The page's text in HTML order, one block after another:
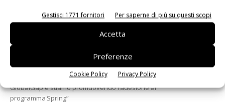
Gestisci 1771 fornitori Per saperne di più su questi scopi
Accetta
Preferenze
Cookie Policy Privacy Policy
Selenella continua a investire nella
sostenibilità
Daniele Colombo
Si è conclusa la visita di una delegazione di imprenditori agricoli
siciliani presso alcuni soci emiliano-romagnoli del Consorzio. Il
presidente: “Tutti i nostri produttori dovranno essere certificati
GlobalGap e stiamo promuovendo l’adesione al
programma Spring”